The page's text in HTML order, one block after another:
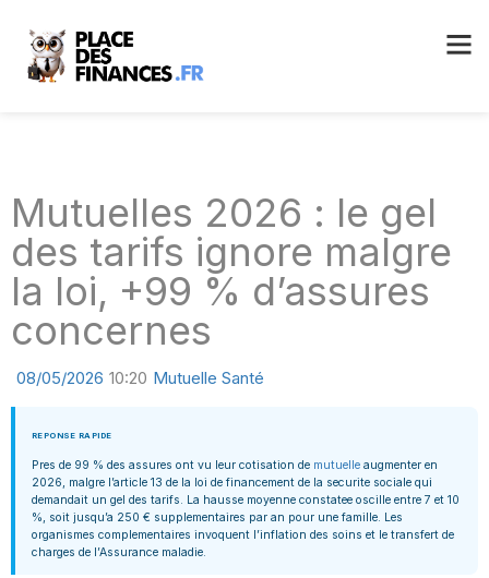
Mutuelles 2026 : le gel
des tarifs ignore malgre
la loi, +99 % d’assures
concernes
08/05/2026 10:20 Mutuelle Santé
REPONSE RAPIDE
Pres de 99 % des assures ont vu leur cotisation de mutuelle augmenter en
2026, malgre l’article 13 de la loi de financement de la securite sociale qui
demandait un gel des tarifs. La hausse moyenne constatee oscille entre 7 et 10
%, soit jusqu’a 250 € supplementaires par an pour une famille. Les
organismes complementaires invoquent l’inflation des soins et le transfert de
charges de l’Assurance maladie.